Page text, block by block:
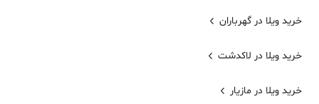
خرید ویلا در گهرباران
خرید ویلا در لاکدشت
خرید ویلا در مازیار